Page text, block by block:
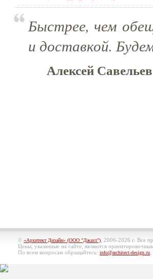
Быстрее, чем
и доставкой.
Алексей
© «Архитект Дизайн» (ООО "Джазл") , 2006-2026 г. Все
Цены, указанные на сайте, являются
По всем вопросам обращайтесь: info@architect-design.ru